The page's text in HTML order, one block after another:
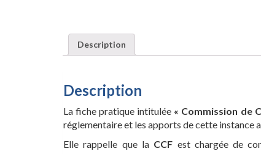
Description
Description
La fiche pratique intitulée « Commission de
réglementaire et les apports de cette instance
Elle rappelle que la CCF est chargée de